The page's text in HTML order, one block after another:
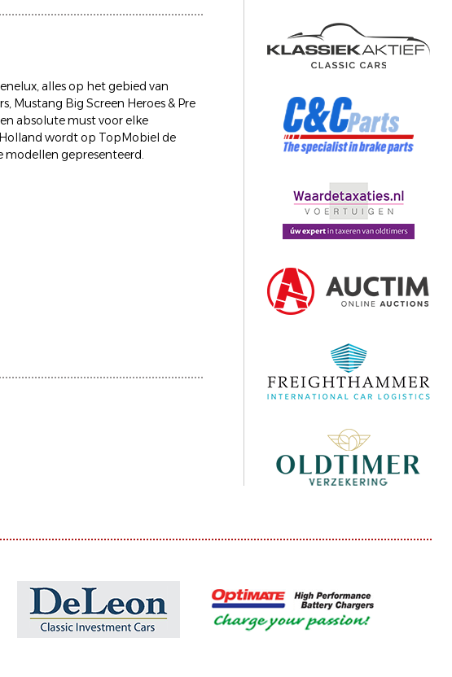
alles op het gebied van
Mustang Big Screen Heroes & Pre
absolute must voor elke
wordt op TopMobiel de
modellen gepresenteerd.